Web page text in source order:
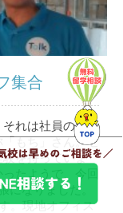
集合
れは社員の出張
もち」さん。セ
を持っていま
たようで、今回
になりました。
。現地オフィス